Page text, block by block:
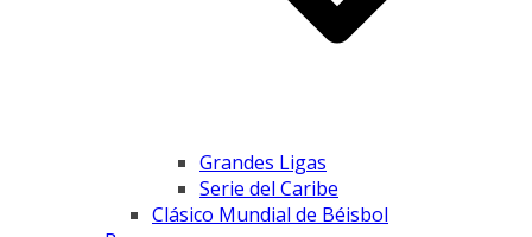
Grandes Ligas
Serie del Caribe
Clásico Mundial de Béisbol